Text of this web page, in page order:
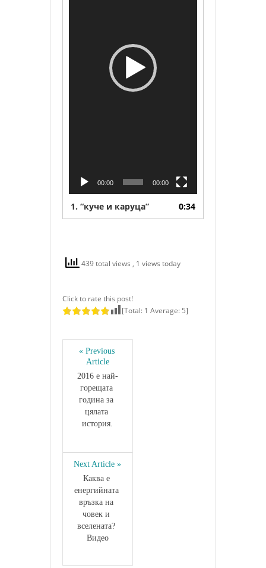
00:00 00:00
1. “куче и каруца” 0:34
439 total views , 1 views today
Click to rate this post!
[Total: 1 Average: 5]
« Previous
Article
2016 е най-
горещата
година за
цялата
история.
Next Article »
Каква е
енергийната
връзка на
човек и
вселената?
Видео